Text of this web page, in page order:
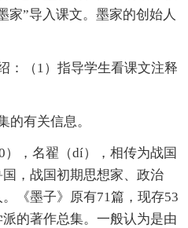
家”导入课文。墨家的创始人
：（1）指导学生看课文注释
的有关信息。
），名翟（dí），相传为战国
，战国初期思想家、政治
《墨子》原有71篇，现存53
的著作总集。一般认为是由